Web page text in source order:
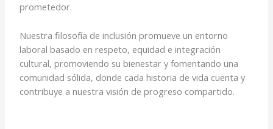
prometedor.
Nuestra filosofía de inclusión promueve un entorno
laboral basado en respeto, equidad e integración
cultural, promoviendo su bienestar y fomentando una
comunidad sólida, donde cada historia de vida cuenta y
contribuye a nuestra visión de progreso compartido.